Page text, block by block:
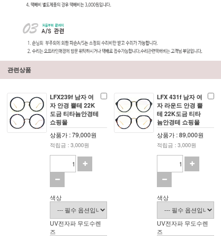
관련상품
LFX239f 남자 여
자 안경 뿔테 22K
도금 티타늄안경테
쇼핑몰
상품가 : 79,000원
적립금 : 3,000원
색상
UV전자파 무도수렌
즈
LFX 431f 남자 여
자 라운드 안경 뿔
테 22K도금 티타
늄안경테 쇼핑몰
상품가 : 89,000원
적립금 : 3,000원
색상
UV전자파 무도수렌
즈